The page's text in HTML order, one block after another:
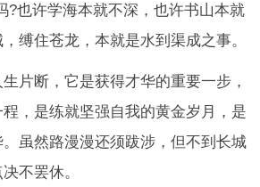
?也许学海本就不深，也许书山本就
缚住苍龙，本就是水到渠成之事。
片断，它是获得才华的重要一步，
，是练就坚强自我的黄金岁月，是
虽然路漫漫还须跋涉，但不到长城
不罢休。